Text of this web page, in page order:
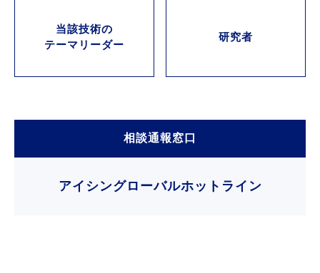
当該技術の
テーマリーダー
研究者
相談通報窓口
アイシングローバルホットライン